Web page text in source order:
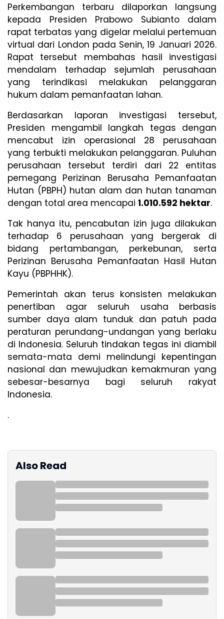
Perkembangan terbaru dilaporkan langsung
kepada Presiden Prabowo Subianto dalam
rapat terbatas yang digelar melalui pertemuan
virtual dari London pada Senin, 19 Januari 2026.
Rapat tersebut membahas hasil investigasi
mendalam terhadap sejumlah perusahaan
yang terindikasi melakukan pelanggaran
hukum dalam pemanfaatan lahan.
Berdasarkan laporan investigasi tersebut,
Presiden mengambil langkah tegas dengan
mencabut izin operasional 28 perusahaan
yang terbukti melakukan pelanggaran. Puluhan
perusahaan tersebut terdiri dari 22 entitas
pemegang Perizinan Berusaha Pemanfaatan
Hutan (PBPH) hutan alam dan hutan tanaman
dengan total area mencapai 1.010.592 hektar.
Tak hanya itu, pencabutan izin juga dilakukan
terhadap 6 perusahaan yang bergerak di
bidang pertambangan, perkebunan, serta
Perizinan Berusaha Pemanfaatan Hasil Hutan
Kayu (PBPHHK).
Pemerintah akan terus konsisten melakukan
penertiban agar seluruh usaha berbasis
sumber daya alam tunduk dan patuh pada
peraturan perundang-undangan yang berlaku
di Indonesia. Seluruh tindakan tegas ini diambil
semata-mata demi melindungi kepentingan
nasional dan mewujudkan kemakmuran yang
sebesar-besarnya bagi seluruh rakyat
Indonesia.
.
Also Read